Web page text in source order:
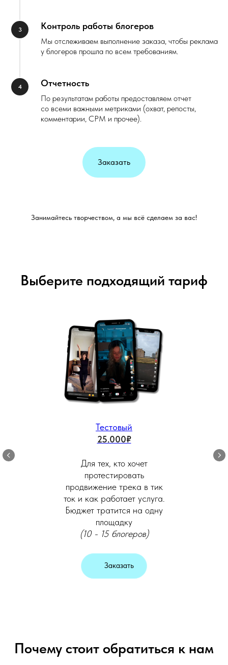
Контроль работы блогеров
Мы отслеживаем выполнение заказа, чтобы реклама
у блогеров прошла по всем требованиям.
Отчетность
По результатам работы предоставляем отчет
со всеми важными метриками (охват, репосты,
комментарии, CPM и прочее).
Заказать
Занимайтесь творчеством, а мы всё сделаем за вас!
Выберите подходящий тариф
Тестовый
25.000₽
Для тех, кто хочет
протестировать
продвижение трека в тик
ток и как работает услуга.
Бюджет тратится на одну
площадку
(10 - 15 блогеров)
Заказать
Почему стоит обратиться к нам